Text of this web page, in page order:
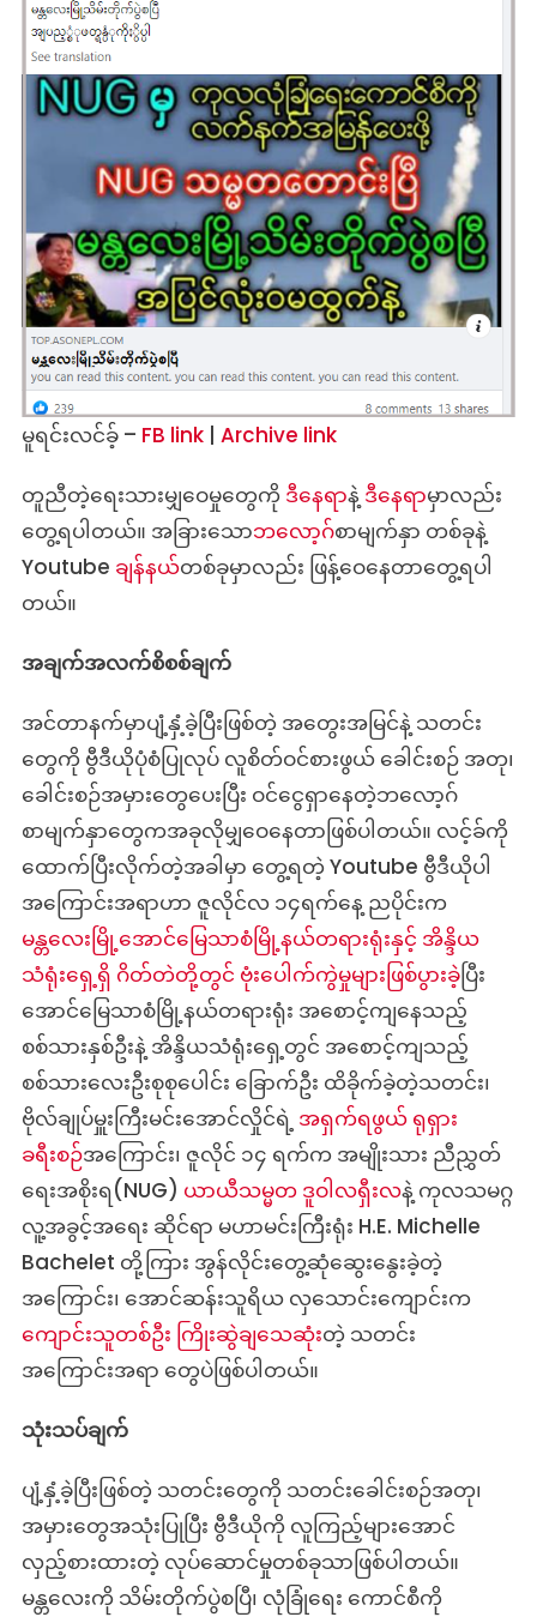
မူရင်းလင်ခ့် – FB link| Archive link
တူညီတဲ့ရေးသားမျှဝေမှုတွေကို ဒီနေရာနဲ့ ဒီနေရာမှာလည်း
တွေ့ရပါတယ်။ အခြားသောဘလော့ဂ်စာမျက်နှာ တစ်ခုနဲ့
Youtube ချန်နယ်တစ်ခုမှာလည်း ဖြန့်ဝေနေတာတွေ့ရပါ
တယ်။
အချက်အလက်စိစစ်ချက်
အင်တာနက်မှာပျံ့နှံ့ခဲ့ပြီးဖြစ်တဲ့ အတွေးအမြင်နဲ့ သတင်း
တွေကို ဗွီဒီယိုပုံစံပြုလုပ် လူစိတ်ဝင်စားဖွယ် ခေါင်းစဉ် အတု၊
ခေါင်းစဉ်အမှားတွေပေးပြီး ဝင်ငွေရှာနေတဲ့ဘလော့ဂ်
စာမျက်နှာတွေကအခုလိုမျှဝေနေတာဖြစ်ပါတယ်။ လင့်ခ်ကို
ထောက်ပြီးလိုက်တဲ့အခါမှာ တွေ့ရတဲ့ Youtube ဗွီဒီယိုပါ
အကြောင်းအရာဟာ ဇူလိုင်လ ၁၄ရက်နေ့ ညပိုင်းက
မန္တလေးမြို့အောင်မြေသာစံမြို့နယ်တရားရုံးနှင့် အိန္ဒိယ
သံရုံးရှေ့ရှိ ဂိတ်တဲတို့တွင် ဗုံးပေါက်ကွဲမှုများဖြစ်ပွားခဲ့ပြီး
အောင်မြေသာစံမြို့နယ်တရားရုံး အစောင့်ကျနေသည့်
စစ်သားနှစ်ဦးနဲ့ အိန္ဒိယသံရုံးရှေ့တွင် အစောင့်ကျသည့်
စစ်သားလေးဦးစုစုပေါင်း ခြောက်ဦး ထိခိုက်ခဲ့တဲ့သတင်း၊
ဗိုလ်ချုပ်မှူးကြီးမင်းအောင်လှိုင်ရဲ့ အရှက်ရဖွယ် ရုရှား
ခရီးစဉ်အကြောင်း၊ ဇူလိုင် ၁၄ ရက်က အမျိုးသား ညီညွှတ်
ရေးအစိုးရ(NUG) ယာယီသမ္မတ ဒူဝါလရှီးလနဲ့ ကုလသမဂ္ဂ
လူ့အခွင့်အရေး ဆိုင်ရာ မဟာမင်းကြီးရုံး H.E. Michelle
Bachelet တို့ကြား အွန်လိုင်းတွေ့ဆုံဆွေးနွေးခဲ့တဲ့
အကြောင်း၊ အောင်ဆန်းသူရိယ လှသောင်းကျောင်းက
ကျောင်းသူတစ်ဦး ကြိုးဆွဲချသေဆုံးတဲ့ သတင်း
အကြောင်းအရာ တွေပဲဖြစ်ပါတယ်။
သုံးသပ်ချက်
ပျံ့နှံ့ခဲ့ပြီးဖြစ်တဲ့ သတင်းတွေကို သတင်းခေါင်းစဉ်အတု၊
အမှားတွေအသုံးပြုပြီး ဗွီဒီယိုကို လူကြည့်များအောင်
လှည့်စားထားတဲ့ လုပ်ဆောင်မှုတစ်ခုသာဖြစ်ပါတယ်။
မန္တလေးကို သိမ်းတိုက်ပွဲစပြီ၊ လုံခြုံရေး ကောင်စီကို